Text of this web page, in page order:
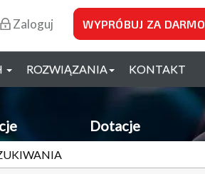
Zaloguj WYPRÓBUJ ZA DARMO
ROZWIĄZANIA KONTAKT
Dotacje